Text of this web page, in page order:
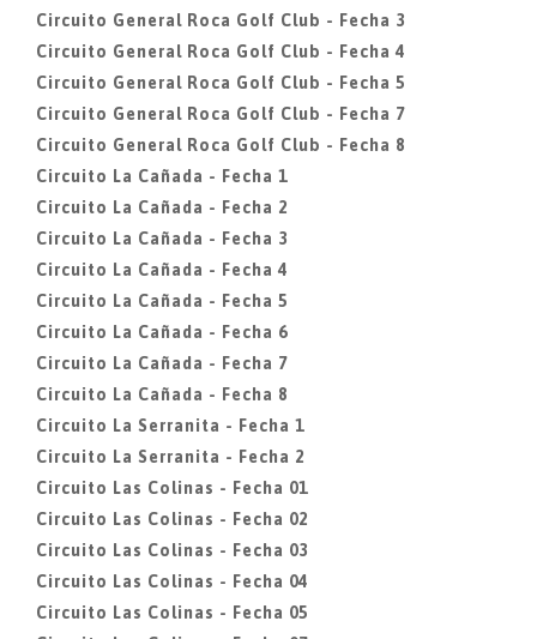
Circuito General Roca Golf Club - Fecha 3
Circuito General Roca Golf Club - Fecha 4
Circuito General Roca Golf Club - Fecha 5
Circuito General Roca Golf Club - Fecha 7
Circuito General Roca Golf Club - Fecha 8
Circuito La Cañada - Fecha 1
Circuito La Cañada - Fecha 2
Circuito La Cañada - Fecha 3
Circuito La Cañada - Fecha 4
Circuito La Cañada - Fecha 5
Circuito La Cañada - Fecha 6
Circuito La Cañada - Fecha 7
Circuito La Cañada - Fecha 8
Circuito La Serranita - Fecha 1
Circuito La Serranita - Fecha 2
Circuito Las Colinas - Fecha 01
Circuito Las Colinas - Fecha 02
Circuito Las Colinas - Fecha 03
Circuito Las Colinas - Fecha 04
Circuito Las Colinas - Fecha 05